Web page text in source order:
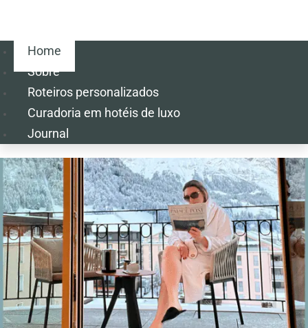
Home
Sobre
Roteiros personalizados
Curadoria em hotéis de luxo
Journal